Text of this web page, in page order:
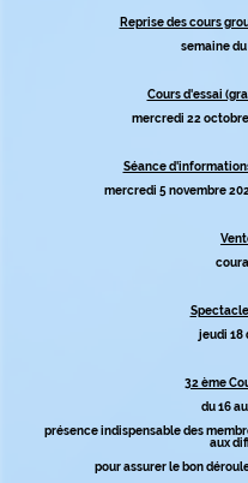
Reprise des cours
semaine
Cours d'essai
mercredi 22
Séance
mercredi 5 novembre
Spectacle
jeudi 18
32 ème
du 16
présence indispensable des
aux
pour assurer le bon